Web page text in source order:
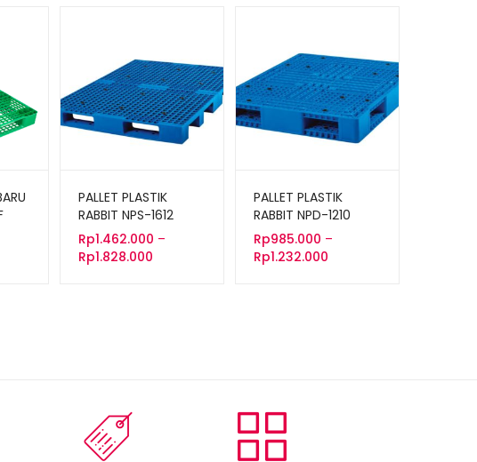
PALLET PLASTIK
RABBIT NPS-1612
UKURAN 160x120x13,2
CM
Rp1.462.000 –
Rp1.828.000
PALLET PLASTIK
RABBIT NPD-1210
UKURAN 120x100x15
CM
Rp985.000 –
Rp1.232.000